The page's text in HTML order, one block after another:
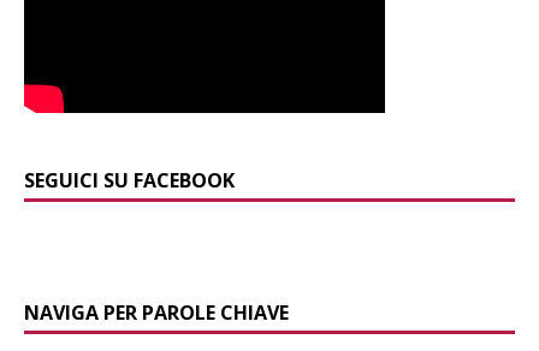
SEGUICI SU FACEBOOK
NAVIGA PER PAROLE CHIAVE